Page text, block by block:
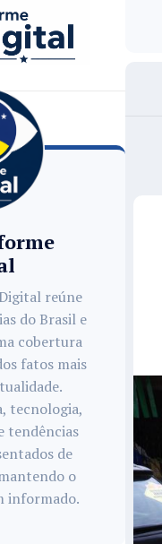
reúne
do Brasil e
cobertura
fatos mais
tecnologia,
tendências
de
o
informado.